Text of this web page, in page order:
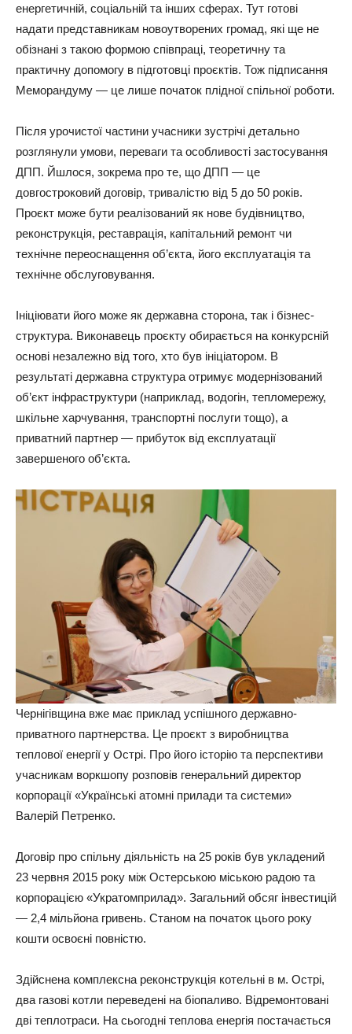
енергетичній, соціальній та інших сферах. Тут готові
надати представникам новоутворених громад, які ще не
обізнані з такою формою співпраці, теоретичну та
практичну допомогу в підготовці проєктів. Тож підписання
Меморандуму — це лише початок плідної спільної роботи.
Після урочистої частини учасники зустрічі детально
розглянули умови, переваги та особливості застосування
ДПП. Йшлося, зокрема про те, що ДПП — це
довгостроковий договір, тривалістю від 5 до 50 років.
Проєкт може бути реалізований як нове будівництво,
реконструкція, реставрація, капітальний ремонт чи
технічне переоснащення об’єкта, його експлуатація та
технічне обслуговування.
Ініціювати його може як державна сторона, так і бізнес-
структура. Виконавець проєкту обирається на конкурсній
основі незалежно від того, хто був ініціатором. В
результаті державна структура отримує модернізований
об’єкт інфраструктури (наприклад, водогін, тепломережу,
шкільне харчування, транспортні послуги тощо), а
приватний партнер — прибуток від експлуатації
завершеного об’єкта.
Чернігівщина вже має приклад успішного державно-
приватного партнерства. Це проєкт з виробництва
теплової енергії у Острі. Про його історію та перспективи
учасникам воркшопу розповів генеральний директор
корпорації «Українські атомні прилади та системи»
Валерій Петренко.
Договір про спільну діяльність на 25 років був укладений
23 червня 2015 року між Остерською міською радою та
корпорацією «Укратомприлад». Загальний обсяг інвестицій
— 2,4 мільйона гривень. Станом на початок цього року
кошти освоєні повністю.
Здійснена комплексна реконструкція котельні в м. Острі,
два газові котли переведені на біопаливо. Відремонтовані
дві теплотраси. На сьогодні теплова енергія постачається